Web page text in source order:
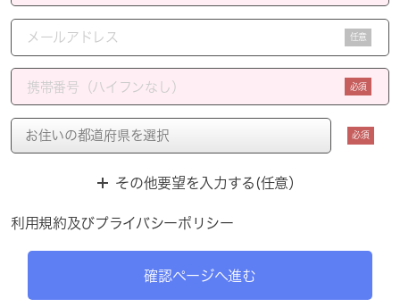
任意
必須
必須
その他要望を入力する(任意）
利用規約及びプライバシーポリシー
確認ページへ進む